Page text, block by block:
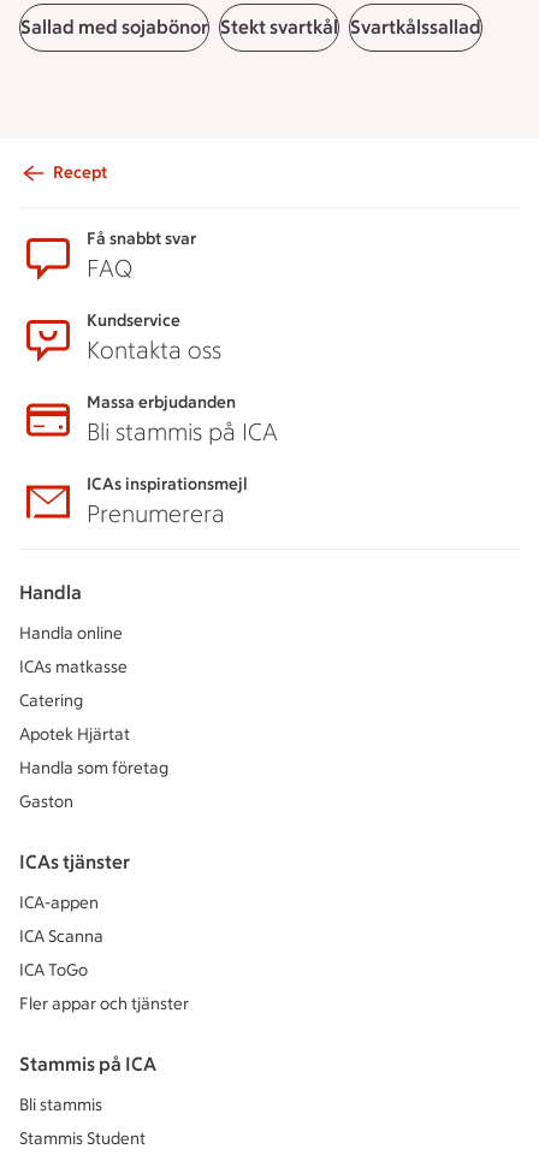
Sallad med sojabönor Stekt svartkål Svartkålssallad
Recept
Få snabbt svar
FAQ
Kundservice
Kontakta oss
Massa erbjudanden
Bli stammis på ICA
ICAs inspirationsmejl
Prenumerera
Handla
Handla online
ICAs matkasse
Catering
Apotek Hjärtat
Handla som företag
Gaston
ICAs tjänster
ICA-appen
ICA Scanna
ICA ToGo
Fler appar och tjänster
Stammis på ICA
Bli stammis
Stammis Student